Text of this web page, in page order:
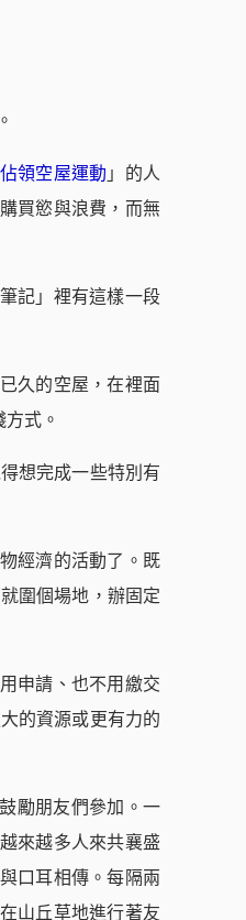
佔領空屋運動 」的人
買慾與浪費，而無
記」裡有這樣一段
久的空屋，在裡面
方式。
想完成一些特別有
經濟的活動了。既
圍個場地，辦固定
申請、也不用繳交
的資源或更有力的
勵朋友們參加。一
來越多人來共襄盛
口耳相傳。每隔兩
山丘草地進行著友